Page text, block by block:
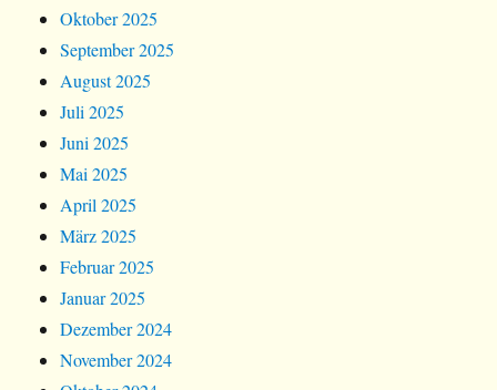
Oktober 2025
September 2025
August 2025
Juli 2025
Juni 2025
Mai 2025
April 2025
März 2025
Februar 2025
Januar 2025
Dezember 2024
November 2024